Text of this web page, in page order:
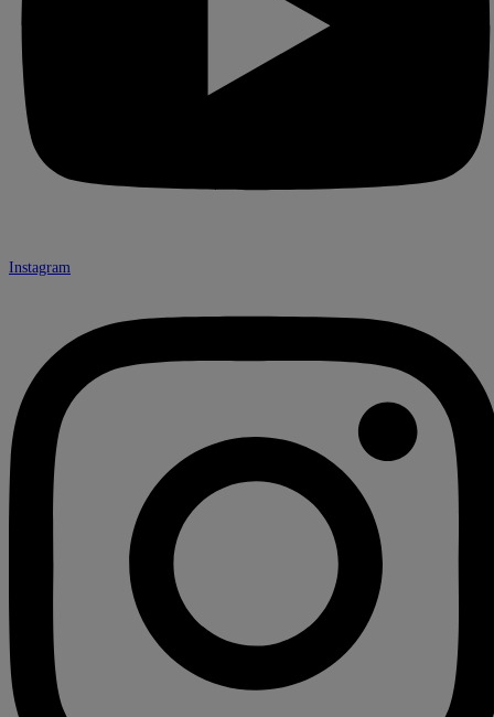
Instagram